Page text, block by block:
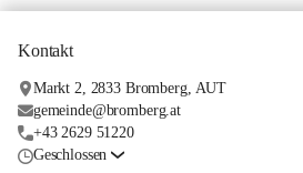
Kontakt
Markt 2, 2833 Bromberg, AUT
gemeinde@bromberg.at
+43 2629 51220
Geschlossen